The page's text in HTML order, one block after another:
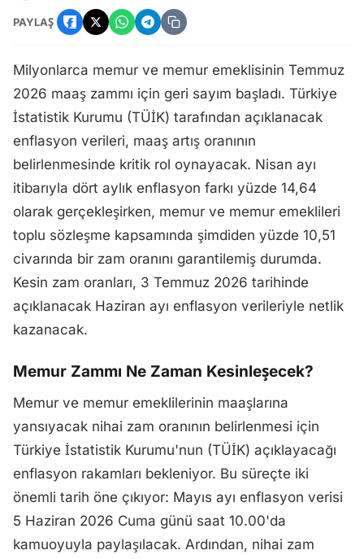
PAYLAŞ
Milyonlarca memur ve memur emeklisinin Temmuz
2026 maaş zammı için geri sayım başladı. Türkiye
İstatistik Kurumu (TÜİK) tarafından açıklanacak
enflasyon verileri, maaş artış oranının
belirlenmesinde kritik rol oynayacak. Nisan ayı
itibarıyla dört aylık enflasyon farkı yüzde 14,64
olarak gerçekleşirken, memur ve memur emeklileri
toplu sözleşme kapsamında şimdiden yüzde 10,51
civarında bir zam oranını garantilemiş durumda.
Kesin zam oranları, 3 Temmuz 2026 tarihinde
açıklanacak Haziran ayı enflasyon verileriyle netlik
kazanacak.
Memur Zammı Ne Zaman Kesinleşecek?
Memur ve memur emeklilerinin maaşlarına
yansıyacak nihai zam oranının belirlenmesi için
Türkiye İstatistik Kurumu'nun (TÜİK) açıklayacağı
enflasyon rakamları bekleniyor. Bu süreçte iki
önemli tarih öne çıkıyor: Mayıs ayı enflasyon verisi
5 Haziran 2026 Cuma günü saat 10.00'da
kamuoyuyla paylaşılacak. Ardından, nihai zam